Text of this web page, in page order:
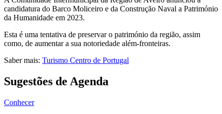
candidatura do Barco Moliceiro e da Construção Naval a Património
da Humanidade em 2023.
Esta é uma tentativa de preservar o património da região, assim
como, de aumentar a sua notoriedade além-fronteiras.
Saber mais: Turismo Centro de Portugal
Sugestões de Agenda
Conhecer